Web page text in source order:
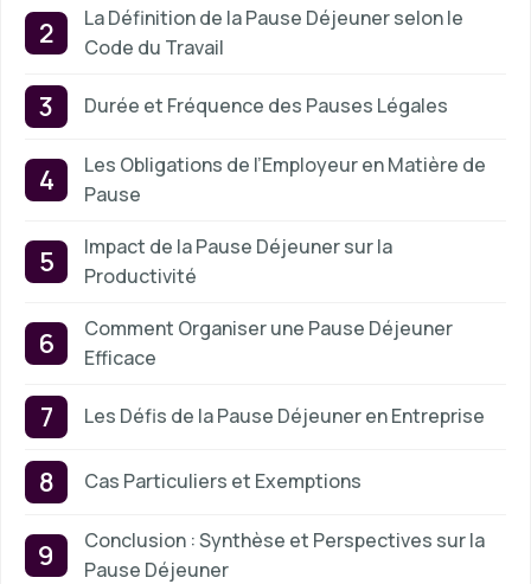
La Définition de la Pause Déjeuner selon le
Code du Travail
Durée et Fréquence des Pauses Légales
Les Obligations de l’Employeur en Matière de
Pause
Impact de la Pause Déjeuner sur la
Productivité
Comment Organiser une Pause Déjeuner
Efficace
Les Défis de la Pause Déjeuner en Entreprise
Cas Particuliers et Exemptions
Conclusion : Synthèse et Perspectives sur la
Pause Déjeuner